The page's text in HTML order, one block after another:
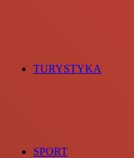
TURYSTYKA
SPORT